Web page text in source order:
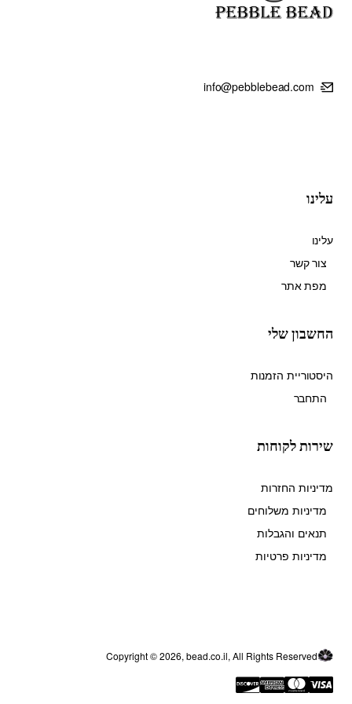
info@pebblebead.com
עלינו
עלינו
צור קשר
מפת אתר
החשבון שלי
היסטוריית הזמנות
התחבר
שירות לקוחות
מדיניות החזרות
מדיניות משלוחים
תנאים והגבלות
מדיניות פרטיות
Copyright © 2026, bead.co.il, All Rights Reserved